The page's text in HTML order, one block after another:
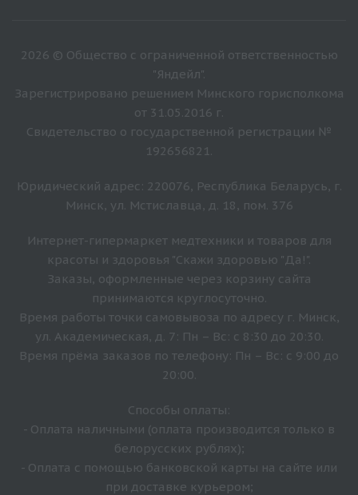
2026 © Общество с ограниченной ответственностью
"Яндейл".
Зарегистрировано решением Минского горисполкома
от 31.05.2016 г.
Свидетельство о государственной регистрации №
192656821.
Юридический адрес: 220076, Республика Беларусь, г.
Минск, ул. Мстиславца, д. 18, пом. 376
Интернет-гипермаркет медтехники и товаров для
красоты и здоровья "Скажи здоровью "Да!".
Заказы, оформленные через корзину сайта
принимаются круглосуточно.
Время работы точки самовывоза по адресу г. Минск,
ул. Академическая, д. 7: Пн – Вс: с 8:30 до 20:30.
Время прёма заказов по телефону: Пн – Вс: с 9:00 до
20:00.
Способы оплаты:
- Оплата наличными (оплата производится только в
белорусских рублях);
- Оплата с помощью банковской карты на сайте или
при доставке курьером;